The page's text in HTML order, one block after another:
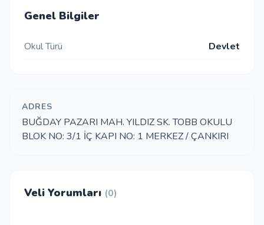
Blog
İletişim
Kayıt Ol
Genel Bilgiler
Okul Türü Devlet
ADRES
BUĞDAY PAZARI MAH. YILDIZ SK. TOBB OKULU
BLOK NO: 3/1 İÇ KAPI NO: 1 MERKEZ / ÇANKIRI
Veli Yorumları (0)